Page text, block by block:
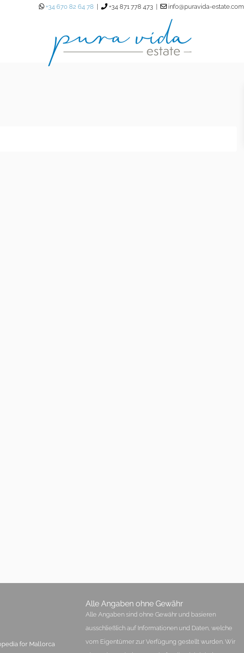
+34 670 82 64 78 +34 871 778 473 | info@puravida-estate.com
for Mallorca
Alle Angaben ohne Gewähr
Alle Angaben sind ohne Gewähr und basieren
ausschließlich auf Informationen und Daten, welche
vom Eigentümer zur Verfügung gestellt wurden. Wir